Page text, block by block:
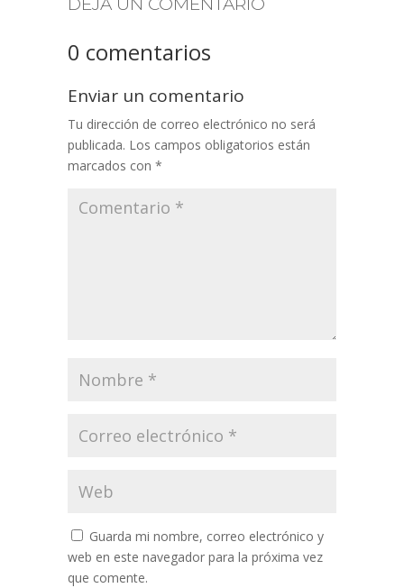
DEJA UN COMENTARIO
0 comentarios
Enviar un comentario
Tu dirección de correo electrónico no será
publicada. Los campos obligatorios están
marcados con *
Guarda mi nombre, correo electrónico y
web en este navegador para la próxima vez
que comente.